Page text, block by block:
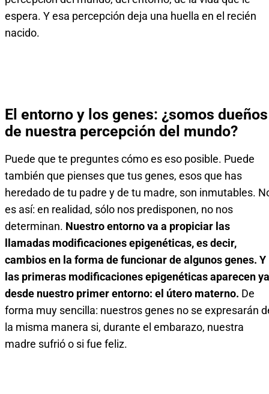
espera. Y esa percepción deja una huella en el recién
nacido.
El entorno y los genes: ¿somos dueños
de nuestra percepción del mundo?
Puede que te preguntes cómo es eso posible. Puede
también que pienses que tus genes, esos que has
heredado de tu padre y de tu madre, son inmutables.
es así: en realidad, sólo nos predisponen, no nos
determinan. Nuestro entorno va a propiciar las
llamadas modificaciones epigenéticas, es decir,
cambios en la forma de funcionar de algunos genes. Y
las primeras modificaciones epigenéticas aparecen ya
desde nuestro primer entorno: el útero materno. De
forma muy sencilla: nuestros genes no se expresarán
la misma manera si, durante el embarazo, nuestra
madre sufrió o si fue feliz.